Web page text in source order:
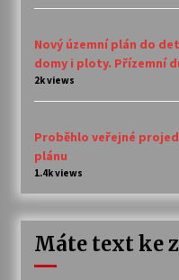
Nový územní plán do
domy i ploty. Přízemní
2k views
Proběhlo veřejné
plánu
1.4k views
Máte text ke